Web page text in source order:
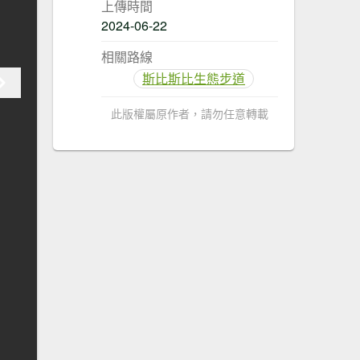
上傳時間
2024-06-22
相關路線
斯比斯比生態步道
此版權屬原作者，請勿任意轉載